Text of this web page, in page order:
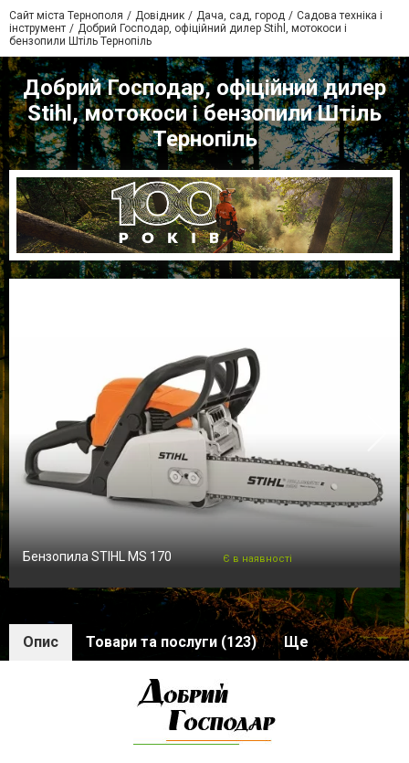
Сайт міста Тернополя Довідник Дача, сад, город
Садова техніка і
інструмент
Добрий Господар, офіційний дилер Stihl, мотокоси і
бензопили Штіль Тернопіль
Добрий Господар, офіційний дилер
Stihl, мотокоси і бензопили Штіль
Тернопіль
Бензопила STIHL MS 170 Є в наявності
Опис Товари та послуги (123) Ще